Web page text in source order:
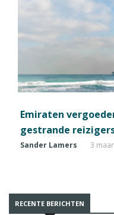
Emiraten
gestrande
Sander Lamers 3
RECENTE BERICHTEN